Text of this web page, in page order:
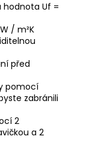
Uf =
/ m²K
před
pomocí
zabránili
2
a 2